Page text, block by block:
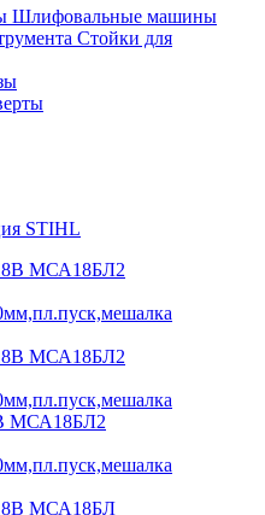
Шлифовальные машины
Стойки для
МСА18БЛ2